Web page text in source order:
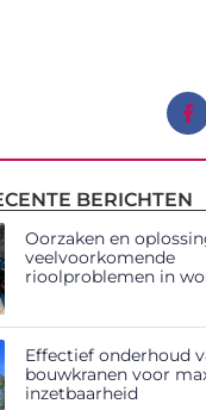
BERICHTEN
Oorzaken en
veelvoorkomende
rioolproblemen in
Effectief onderhoud
bouwkranen voor
inzetbaarheid